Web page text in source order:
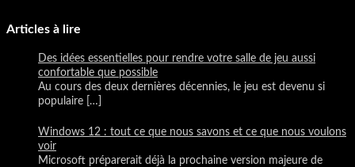
Articles à lire
Des idées essentielles pour rendre votre salle de jeu aussi
confortable que possible
Au cours des deux dernières décennies, le jeu est devenu si
populaire
[…]
Windows 12 : tout ce que nous savons et ce que nous voulons
voir
Microsoft préparerait déjà la prochaine version majeure de